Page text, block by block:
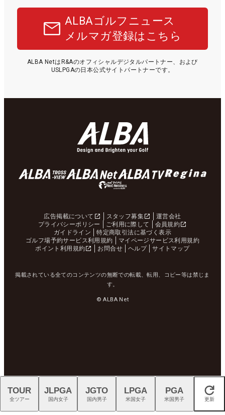
ALBAゴルフニュース
メルマガ登録はこちら
ALBA NetはR&Aのオフィシャルデジタルパートナー、および
USLPGAの日本公式サイトパートナーです。
広告掲載について スタッフ募集
運営会社
プライバシーポリシー
ご利用に際して
会員規約
ガイドライン
特定商取引法に基づく表示
ゴルフ場予約サービス利用規約
マイページサービス利用規約
ポイント利用規約
お問合せ ヘルプ サイトマップ
掲載されている全てのコンテンツの無断での転載、転用、コピー等は禁じま
す。
© ALBA Net
閉じる
TOUR
全ツアー
JLPGA
国内女子
JGTO
国内男子
LPGA
米国女子
PGA
米国男子 更新